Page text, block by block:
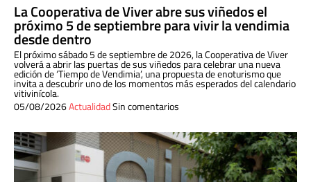
La Cooperativa de Viver abre sus viñedos el
próximo 5 de septiembre para vivir la vendimia
desde dentro
El próximo sábado 5 de septiembre de 2026, la Cooperativa de Viver
volverá a abrir las puertas de sus viñedos para celebrar una nueva
edición de ‘Tiempo de Vendimia’, una propuesta de enoturismo que
invita a descubrir uno de los momentos más esperados del calendario
vitivinícola.
05/08/2026ActualidadSin comentarios